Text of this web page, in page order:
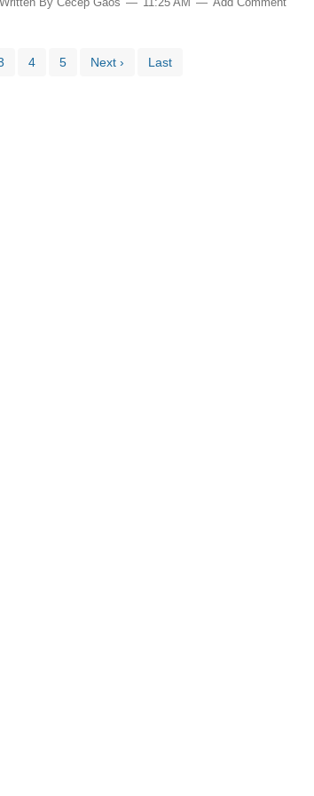
4 5 Next › Last